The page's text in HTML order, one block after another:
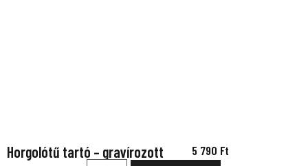
Horgolótű tartó – gravírozott 5 790 Ft